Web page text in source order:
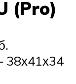
(Pro)